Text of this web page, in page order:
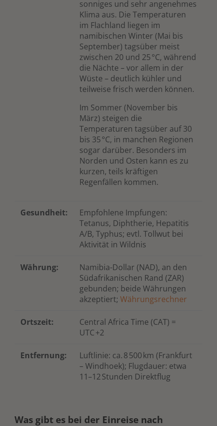
sonniges und sehr angenehmes
Klima aus. Die Temperaturen
im Flachland liegen im
namibischen Winter (Mai bis
September) tagsüber meist
zwischen 20 und 25 °C, während
die Nächte – vor allem in der
Wüste – deutlich kühler und
teilweise frisch werden können.
Im Sommer (November bis
März) steigen die
Temperaturen tagsüber auf 30
bis 35 °C, in manchen Regionen
sogar darüber. Besonders im
Norden und Osten kann es zu
kurzen, teils kräftigen
Regenfällen kommen.
Gesundheit:
Empfohlene Impfungen:
Tetanus, Diphtherie, Hepatitis
A/B, Typhus; evtl. Tollwut bei
Aktivität in Wildnis
Währung:
Namibia-Dollar (NAD), an den
Südafrikanischen Rand (ZAR)
gebunden; beide Währungen
akzeptiert; Währungsrechner
Ortszeit:
Central Africa Time (CAT) =
UTC +2
Entfernung: Luftlinie: ca.8500km (Frankfurt
–Windhoek); Flugdauer: etwa
11–12Stunden Direktflug
Was gibt es bei der Einreise nach